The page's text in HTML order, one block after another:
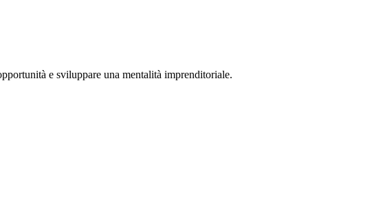
e sviluppare una mentalità imprenditoriale.